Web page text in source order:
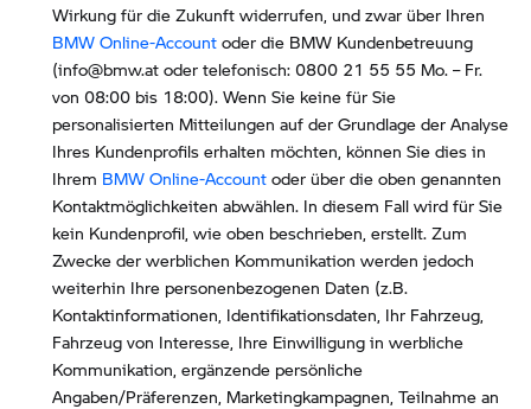
Wirkung für die Zukunft widerrufen, und zwar über Ihren
BMW Online-Account oder die BMW Kundenbetreuung
(info@bmw.at oder telefonisch: 0800 21 55 55 Mo. – Fr.
von 08:00 bis 18:00). Wenn Sie keine für Sie
personalisierten Mitteilungen auf der Grundlage der Analyse
Ihres Kundenprofils erhalten möchten, können Sie dies in
Ihrem BMW Online-Account oder über die oben genannten
Kontaktmöglichkeiten abwählen. In diesem Fall wird für Sie
kein Kundenprofil, wie oben beschrieben, erstellt. Zum
Zwecke der werblichen Kommunikation werden jedoch
weiterhin Ihre personenbezogenen Daten (z.B.
Kontaktinformationen, Identifikationsdaten, Ihr Fahrzeug,
Fahrzeug von Interesse, Ihre Einwilligung in werbliche
Kommunikation, ergänzende persönliche
Angaben/Präferenzen, Marketingkampagnen, Teilnahme an